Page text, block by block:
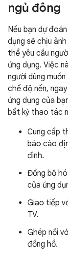
ngủ đông
Nếu bạn dự
dụng sẽ chịu
thể yêu cầu
ứng dụng. Việc
người dùng
chế độ nền,
ứng dụng của
bất kỳ thao tác
Cung cấp
báo cáo
đình.
Đồng bộ
của ứng
Giao tiếp
TV.
Ghép nối
đồng hồ.